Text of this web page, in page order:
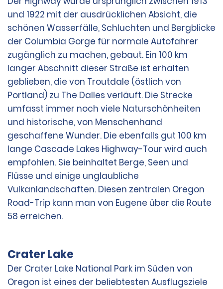
und 1922 mit der ausdrücklichen Absicht, die
schönen Wasserfälle, Schluchten und Bergblicke
der Columbia Gorge für normale Autofahrer
zugänglich zu machen, gebaut. Ein 100 km
langer Abschnitt dieser Straße ist erhalten
geblieben, die von Troutdale (östlich von
Portland) zu The Dalles verläuft. Die Strecke
umfasst immer noch viele Naturschönheiten
und historische, von Menschenhand
geschaffene Wunder. Die ebenfalls gut 100 km
lange Cascade Lakes Highway-Tour wird auch
empfohlen. Sie beinhaltet Berge, Seen und
Flüsse und einige unglaubliche
Vulkanlandschaften. Diesen zentralen Oregon
Road-Trip kann man von Eugene über die Route
58 erreichen.
Crater Lake
Der Crater Lake National Park im Süden von
Oregon ist eines der beliebtesten Ausflugsziele